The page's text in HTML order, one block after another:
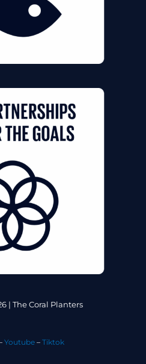
| The Coral Planters
Youtube– Tiktok